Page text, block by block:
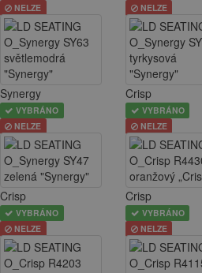
NELZE
NELZE
Synergy
VYBRÁNO
NELZE
Crisp
VYBRÁNO
NELZE
Crisp
VYBRÁNO
NELZE
Crisp
VYBRÁNO
NELZE